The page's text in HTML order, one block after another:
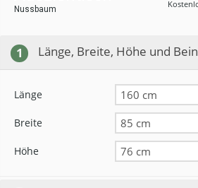
Nussbaum
1 Länge, Breite, Höhe und
Länge
Breite
Höhe